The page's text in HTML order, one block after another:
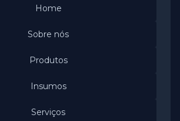
Home
Sobre nós
Produtos
Insumos
Serviços